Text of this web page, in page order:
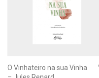
O Vinhateiro na sua Vinha